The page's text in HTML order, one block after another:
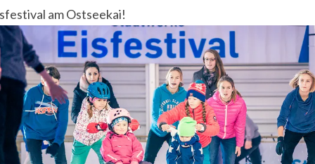
am Ostseekai!